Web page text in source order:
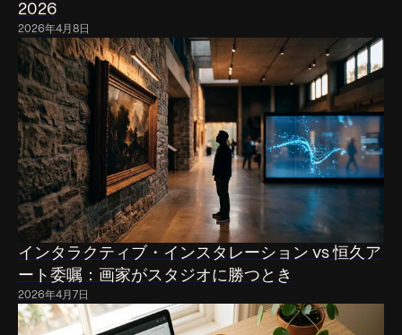
2026
2026年4月8日
インタラクティブ・インスタレーション vs 恒久ア
ート委嘱：画家がスタジオに勝つとき
2026年4月7日